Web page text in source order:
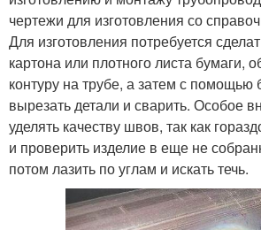
чертежи для изготовления со
Для изготовления потребуется
картона или плотного листа бумаги,
контуру на трубе, а затем с помощью
вырезать детали и сварить. Особое
уделять качеству швов, так как
и проверить изделие в еще не
потом лазить по углам и искать течь.